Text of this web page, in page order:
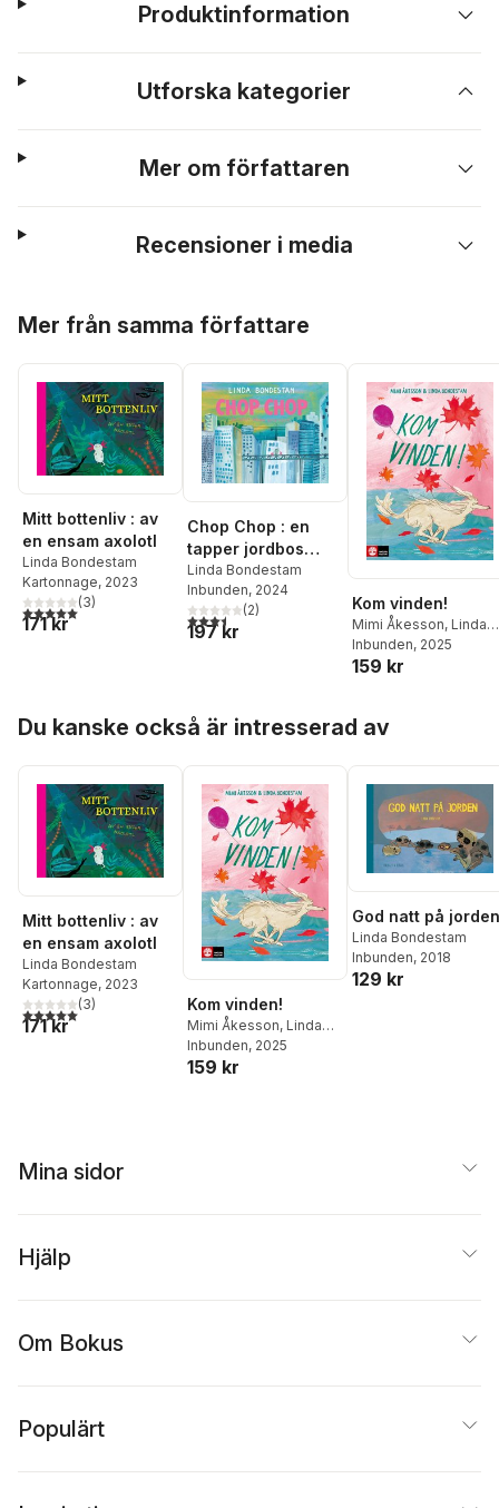
Produktinformation
Utforska kategorier
Mer om författaren
Recensioner i media
Mer från samma författare
Mitt bottenliv : av
en ensam axolotl
Linda Bondestam
Kartonnage, 2023
5,0utav 5 stjärnor. Totalt antal röster:
(3)
171 kr
Chop Chop : en
tapper jordbos
berättelse
Linda Bondestam
Inbunden, 2024
3,5utav 5 stjärnor. Totalt antal röster:
(2)
197 kr
Kom vinden!
Mimi Åkesson, Linda
Bondestam
Inbunden, 2025
159 kr
Du kanske också är intresserad av
Mitt bottenliv : av
en ensam axolotl
Linda Bondestam
Kartonnage, 2023
5,0utav 5 stjärnor. Totalt antal röster:
(3)
171 kr
Kom vinden!
Mimi Åkesson, Linda
Bondestam
Inbunden, 2025
159 kr
God natt på jorden
Linda Bondestam
Inbunden, 2018
129 kr
Mina sidor
Hjälp
Om Bokus
Populärt